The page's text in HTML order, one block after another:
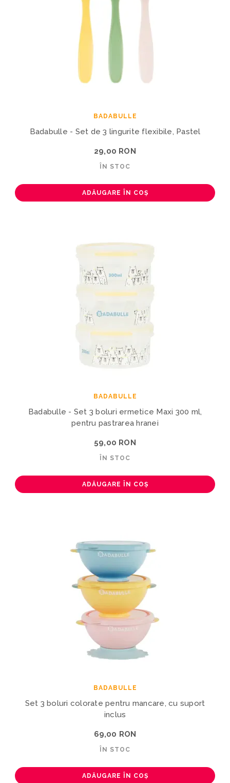
BADABULLE
Badabulle - Set de 3 lingurite flexibile, Pastel
29,00 RON
ÎN STOC
ADĂUGARE ÎN COȘ
BADABULLE
Badabulle - Set 3 boluri ermetice Maxi 300 ml,
pentru pastrarea hranei
59,00 RON
ÎN STOC
ADĂUGARE ÎN COȘ
BADABULLE
Set 3 boluri colorate pentru mancare, cu suport
inclus
69,00 RON
ÎN STOC
ADĂUGARE ÎN COȘ